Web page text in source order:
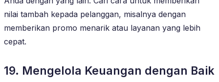
nilai tambah kepada pelanggan, misalnya dengan
memberikan promo menarik atau layanan yang lebih
cepat.
19. Mengelola Keuangan dengan Baik